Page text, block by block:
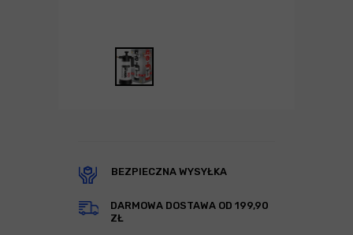
BEZPIECZNA WYSYŁKA
DARMOWA DOSTAWA OD 199,90
ZŁ